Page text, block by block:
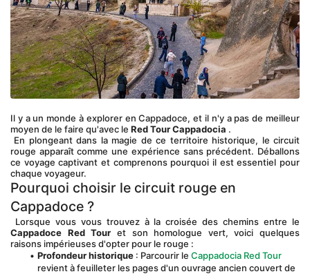
Il y a un monde à explorer en Cappadoce, et il n'y a pas de meilleur
moyen de le faire qu'avec le Red Tour Cappadocia .
rouge apparaît comme une expérience sans précédent. Déballons
ce voyage captivant et comprenons pourquoi il est essentiel pour
chaque voyageur.
Pourquoi choisir le circuit rouge en
Cappadoce ?
Cappadoce Red Tour et son homologue vert, voici quelques
raisons impérieuses d'opter pour le rouge :
Profondeur historique : Parcourir le Cappadocia Red Tour
revient à feuilleter les pages d'un ouvrage ancien couvert de